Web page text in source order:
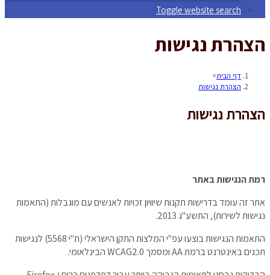
Toggle website search
הצהרת נגישות
דף הבית>
הצהרת נגישות
הצהרת נגישות
רמת הנגישות באתר
אתר זה עומד בדרישות תקנות שיוויון זכויות לאנשים עם מוגבלות (התאמות
נגישות לשירות), התשע"ג 2013.
התאמות הנגישות בוצעו עפ"י המלצות התקן הישראלי (ת"י 5568) לנגישות
תכנים באינטרנט ברמת AA ומסמך WCAG2.0 הבינלאומי.